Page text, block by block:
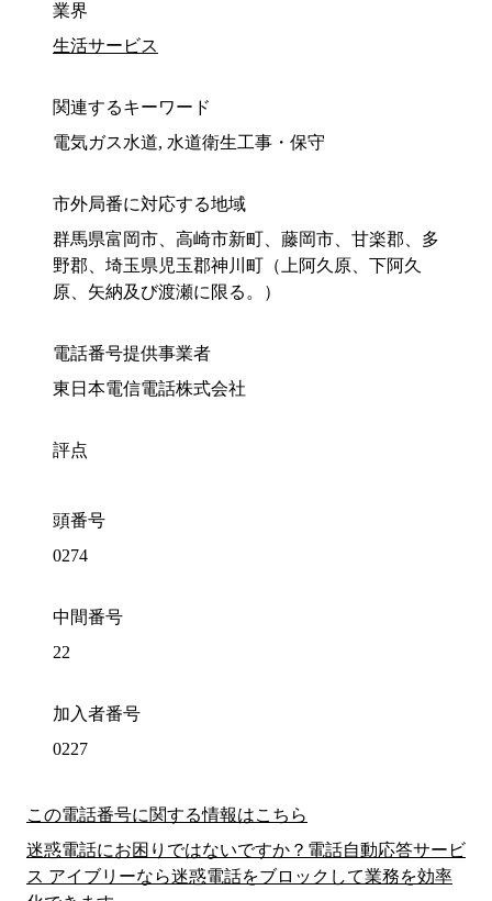
業界
生活サービス
関連するキーワード
電気ガス水道, 水道衛生工事・保守
市外局番に対応する地域
群馬県富岡市、高崎市新町、藤岡市、甘楽郡、多
野郡、埼玉県児玉郡神川町（上阿久原、下阿久
原、矢納及び渡瀬に限る。）
電話番号提供事業者
東日本電信電話株式会社
評点
頭番号
0274
中間番号
22
加入者番号
0227
この電話番号に関する情報はこちら
迷惑電話にお困りではないですか？電話自動応答サービ
ス アイブリーなら迷惑電話をブロックして業務を効率